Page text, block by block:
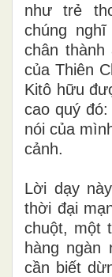
như trẻ
chúng
chân thành
của Thiên
Kitô hữu
cao quý
nói của
cảnh.
Lời dạy
thời đại
chuột, một
hàng
cần biết